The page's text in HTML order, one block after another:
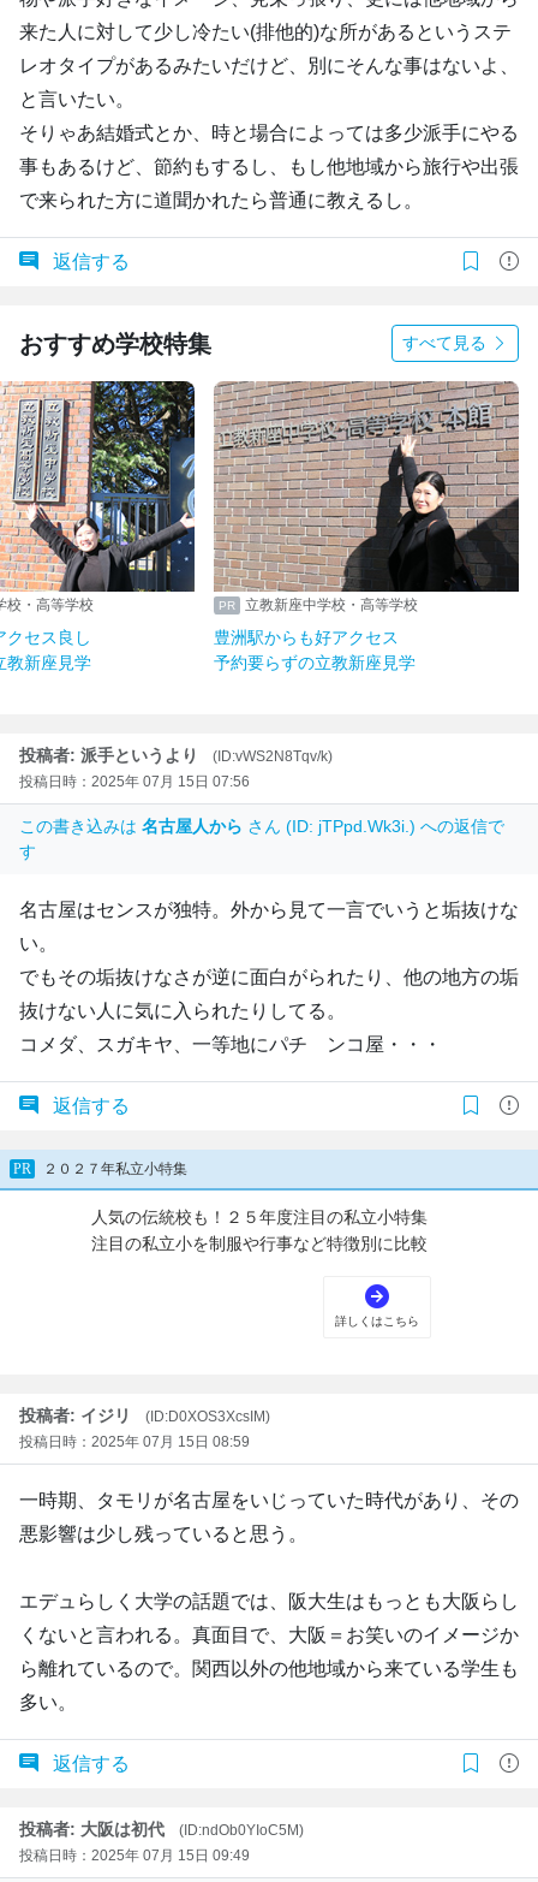
来た人に対して少し冷たい(排他的)な所があるというステ
レオタイプがあるみたいだけど、別にそんな事はないよ、
と言いたい。
そりゃあ結婚式とか、時と場合によっては多少派手にやる
事もあるけど、節約もするし、もし他地域から旅行や出張
で来られた方に道聞かれたら普通に教えるし。
返信する
おすすめ学校特集 すべて見る
校・高等学校
クセス良し
教新座見学
立教新座中学校・高等学校
豊洲駅からも好アクセス
予約要らずの立教新座見学
投稿者: 派手というより
(ID:vWS2N8Tqv/k)
投稿日時：2025年 07月 15日 07:56
この書き込みは 名古屋人から さん (ID: jTPpd.Wk3i.) への返信で
す
名古屋はセンスが独特。外から見て一言でいうと垢抜けな
い。
でもその垢抜けなさが逆に面白がられたり、他の地方の垢
抜けない人に気に入られたりしてる。
コメダ、スガキヤ、一等地にパチ ンコ屋・・・
返信する
投稿者: イジリ
(ID:D0XOS3XcsIM)
投稿日時：2025年 07月 15日 08:59
一時期、タモリが名古屋をいじっていた時代があり、その
悪影響は少し残っていると思う。
エデュらしく大学の話題では、阪大生はもっとも大阪らし
くないと言われる。真面目で、大阪＝お笑いのイメージか
ら離れているので。関西以外の他地域から来ている学生も
多い。
返信する
投稿者: 大阪は初代
(ID:ndOb0YIoC5M)
投稿日時：2025年 07月 15日 09:49